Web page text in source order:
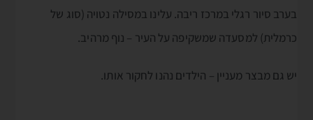
בערב סיור רגלי במרכז ריבה. עלינו במסילה נטויה (סוג של
כרמלית) למסעדה שמשקיפה על העיר – נוף מרהיב.
יש גם מבצר מעניין – הילדים נהנו לחקור אותו.